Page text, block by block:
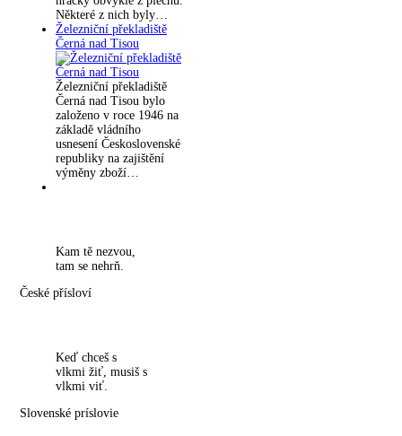
Některé z nich byly…
Železniční překladiště
Černá nad Tisou
Železniční překladiště
Černá nad Tisou bylo
založeno v roce 1946 na
základě vládního
usnesení Československé
republiky na zajištění
výměny zboží…
Kam tě nezvou,
tam se nehrň.
České přísloví
Keď chceš s
vlkmi žiť, musiš s
vlkmi viť.
Slovenské príslovie